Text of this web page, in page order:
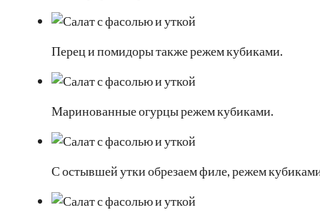
Перец и помидоры также режем кубиками.
Маринованные огурцы режем кубиками.
С остывшей утки обрезаем филе, режем